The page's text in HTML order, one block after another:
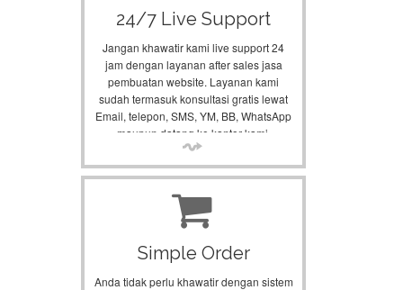
24/7 Live Support
Jangan khawatir kami live support 24
jam dengan layanan after sales jasa
pembuatan website. Layanan kami
sudah termasuk konsultasi gratis lewat
Email, telepon, SMS, YM, BB, WhatsApp
maupun datang ke kantor kami.
Simple Order
Anda tidak perlu khawatir dengan sistem